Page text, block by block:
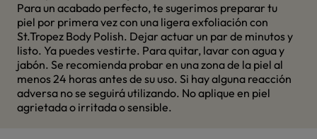
Para un acabado perfecto, te sugerimos preparar tu
piel por primera vez con una ligera exfoliación con
St.Tropez Body Polish. Dejar actuar un par de minutos y
listo. Ya puedes vestirte. Para quitar, lavar con agua y
jabón. Se recomienda probar en una zona de la piel al
menos 24 horas antes de su uso. Si hay alguna reacción
adversa no se seguirá utilizando. No aplique en piel
agrietada o irritada o sensible.